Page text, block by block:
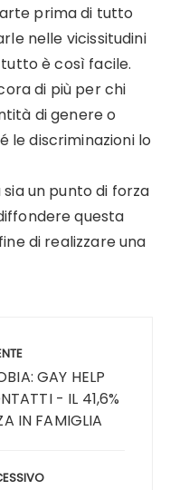
prima di tutto
nelle vicissitudini
è così facile.
di più per chi
di genere o
le discriminazioni lo
un punto di forza
questa
di realizzare una
GAY HELP
- IL 41,6%
IN FAMIGLIA